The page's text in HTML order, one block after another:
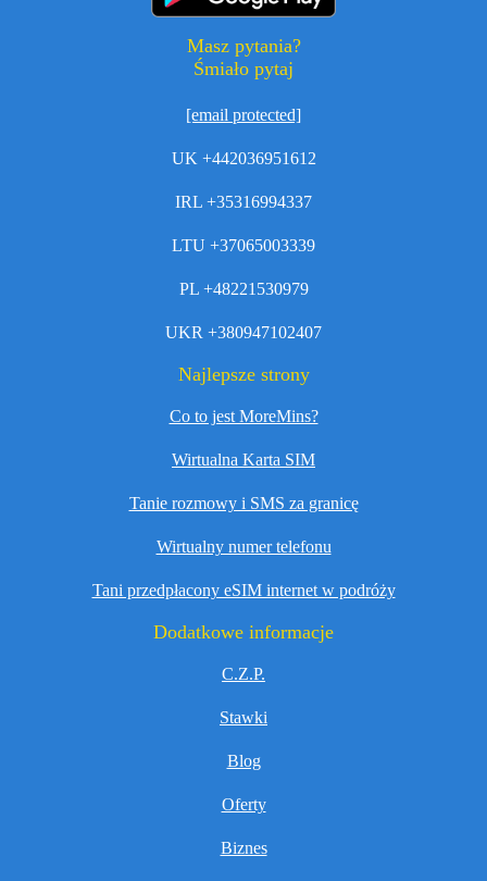
Masz pytania?
Śmiało pytaj
[email protected]
UK +442036951612
IRL +35316994337
LTU +37065003339
PL +48221530979
UKR +380947102407
Najlepsze strony
Co to jest MoreMins?
Wirtualna Karta SIM
Tanie rozmowy i SMS za granicę
Wirtualny numer telefonu
Tani przedpłacony eSIM internet w podróży
Dodatkowe informacje
C.Z.P.
Stawki
Blog
Oferty
Biznes